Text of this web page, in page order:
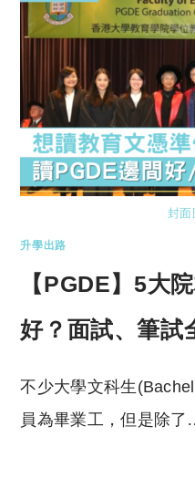
封面
升學出路
【PGDE】5大
好？面試、筆試
不少大學文科生
員為畢業工，但是除了